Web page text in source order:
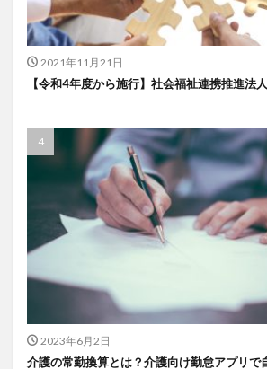
2021年11月21日
【令和4年度から施行】社会福祉連携推進法
2023年6月2日
介護の常勤換算とは？介護向け勤怠アプリで
一般社団法人全国介護支援協会 上着
予防
事業運営 人事考課
人員配置基準
ダレタメすぎと
タレントマネジメント
チームビルディング
チームを育む
チアケアズ
ちぎっ手アート
ち
つながって！MIRAI
デイサービス
ナノファイバーマスク
ハビットトラッカー
パラマウントベ
ハレルベースアリマツ
ハンドソープ
ビジネスマインド